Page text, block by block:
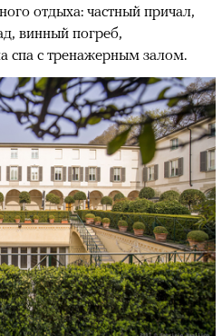
отдыха: частный причал,
винный погреб,
спа с тренажерным залом.